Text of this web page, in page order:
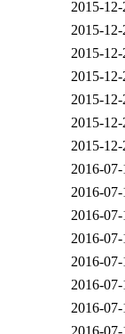
2015-
2015-
2015-
2015-
2015-
2015-
2015-
2016-
2016-
2016-
2016-
2016-
2016-
2016-